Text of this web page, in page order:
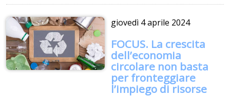
giovedì 4 aprile 2024
FOCUS. La crescita
dell’economia
circolare non basta
per fronteggiare
l’impiego di risorse